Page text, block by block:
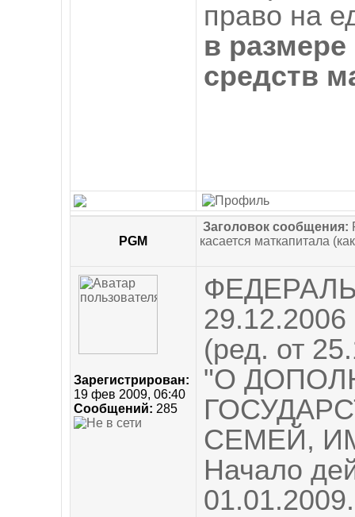
право на
в
средств
PGM
Заголовок сообщения:
касается маткапитала
Зарегистрирован:
19 фев 2009, 06:40
Сообщений: 285
(ред. от
"О
СЕМЕЙ,
Начало
01.01.2009.